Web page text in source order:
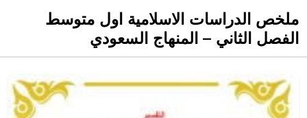
ملخص الدراسات الاسلامية اول متوسط
الفصل الثاني – المنهاج السعودي